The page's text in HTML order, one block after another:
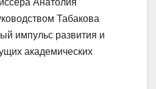
Табакова
импульс развития и
академических